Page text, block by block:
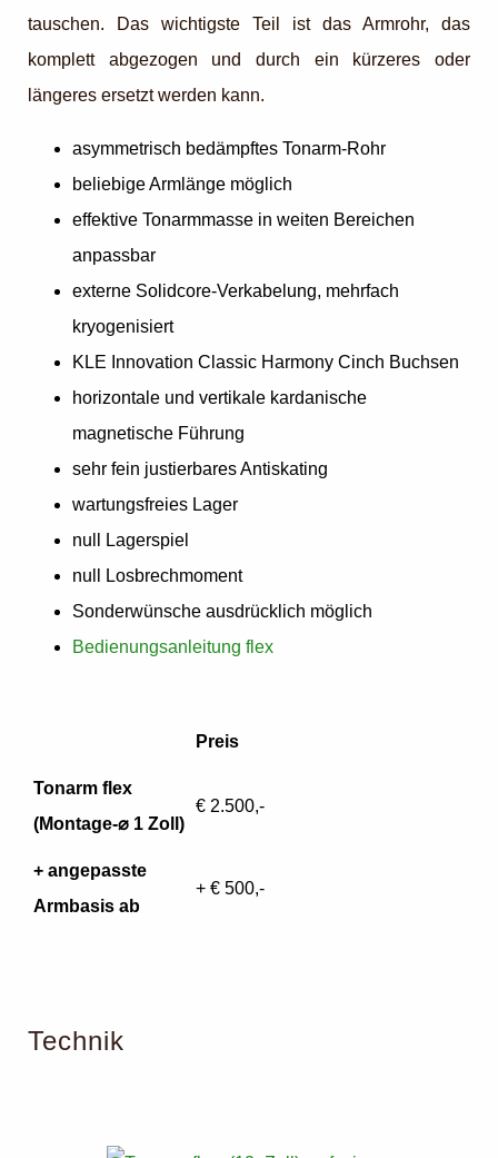
tauschen. Das wichtigste Teil ist das Armrohr, das
komplett abgezogen und durch ein kürzeres oder
längeres ersetzt werden kann.
asymmetrisch bedämpftes Tonarm-Rohr
beliebige Armlänge möglich
effektive Tonarmmasse in weiten Bereichen
anpassbar
externe Solidcore-Verkabelung, mehrfach
kryogenisiert
KLE Innovation Classic Harmony Cinch Buchsen
horizontale und vertikale kardanische
magnetische Führung
sehr fein justierbares Antiskating
wartungsfreies Lager
null Lagerspiel
null Losbrechmoment
Sonderwünsche ausdrücklich möglich
Bedienungsanleitung flex
Preis
Tonarm flex
(Montage-⌀ 1 Zoll)
€ 2.500,-
+ angepasste
Armbasis ab
+ € 500,-
Technik